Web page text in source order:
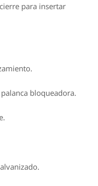
para insertar
bloqueadora.